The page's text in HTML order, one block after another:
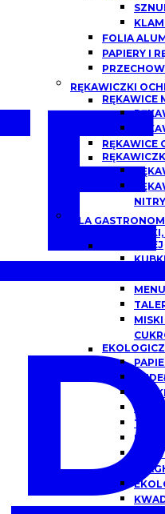
FOLIA
PAPIERY I
RĘKAWICZKI
RĘKAWICE
RĘKAWICE
DLA
CUKROWEJ